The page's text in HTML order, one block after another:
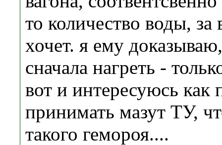
то количество воды, за
хочет. я ему
сначала нагреть -
вот и интересуюсь как
принимать мазут ТУ,
такого гемороя....